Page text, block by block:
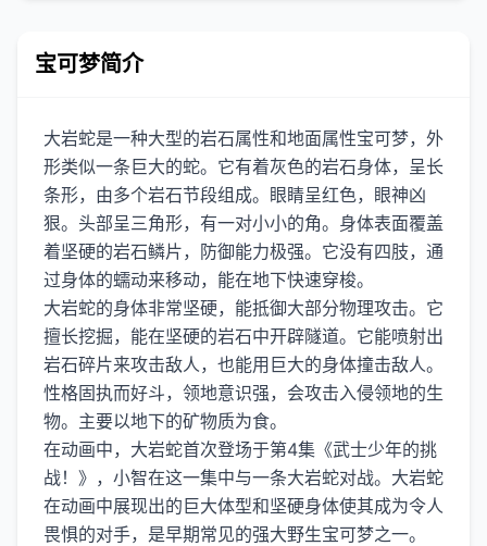
宝可梦简介
大岩蛇是一种大型的岩石属性和地面属性宝可梦，外
形类似一条巨大的蛇。它有着灰色的岩石身体，呈长
条形，由多个岩石节段组成。眼睛呈红色，眼神凶
狠。头部呈三角形，有一对小小的角。身体表面覆盖
着坚硬的岩石鳞片，防御能力极强。它没有四肢，通
过身体的蠕动来移动，能在地下快速穿梭。
大岩蛇的身体非常坚硬，能抵御大部分物理攻击。它
擅长挖掘，能在坚硬的岩石中开辟隧道。它能喷射出
岩石碎片来攻击敌人，也能用巨大的身体撞击敌人。
性格固执而好斗，领地意识强，会攻击入侵领地的生
物。主要以地下的矿物质为食。
在动画中，大岩蛇首次登场于第4集《武士少年的挑
战！》，小智在这一集中与一条大岩蛇对战。大岩蛇
在动画中展现出的巨大体型和坚硬身体使其成为令人